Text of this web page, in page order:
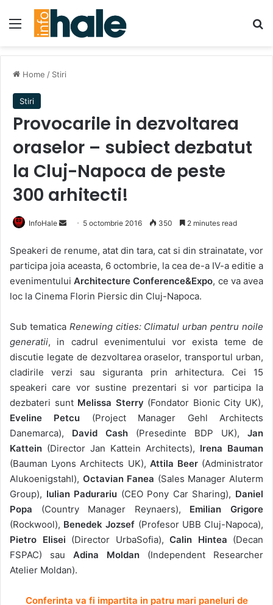
Menu
Home / Stiri
Stiri
Provocarile in dezvoltarea
oraselor – subiect dezbatut
la Cluj-Napoca de peste
300 arhitecti!
InfoHale
Send
email
5 octombrie 2016 350 2 minutes read
Speakeri de renume, atat din tara, cat si din strainatate, vor
participa joia aceasta, 6 octombrie, la cea de-a IV-a editie a
evenimentuluiArchitecture Conference&Expo, ce va avea
loc la Cinema Florin Piersic din Cluj-Napoca.
Sub tematica Renewing cities: Climatul urban pentru noile
generatii, in cadrul evenimentului vor exista teme de
discutie legate de dezvoltarea oraselor, transportul urban,
cladirile verzi sau siguranta prin arhitectura. Cei 15
speakeri care vor sustine prezentari si vor participa la
dezbateri sunt Melissa Sterry (Fondator Bionic City UK),
Eveline Petcu (Project Manager Gehl Architects
Danemarca), David Cash (Presedinte BDP UK), Jan
Kattein (Director Jan Kattein Architects), Irena Bauman
(Bauman Lyons Architects UK), Attila Beer(Administrator
Alukoenigstahl), Octavian Fanea (Sales Manager Aluterm
Group), Iulian Padurariu (CEO Pony Car Sharing), Daniel
Popa (Country Manager Reynaers), Emilian Grigore
(Rockwool), Benedek Jozsef (Profesor UBB Cluj-Napoca),
Pietro Elisei (Director UrbaSofia), Calin Hintea (Decan
FSPAC) sau Adina Moldan (Independent Researcher
Atelier Moldan).
Conferinta va fi impartita in patru mari paneluri de